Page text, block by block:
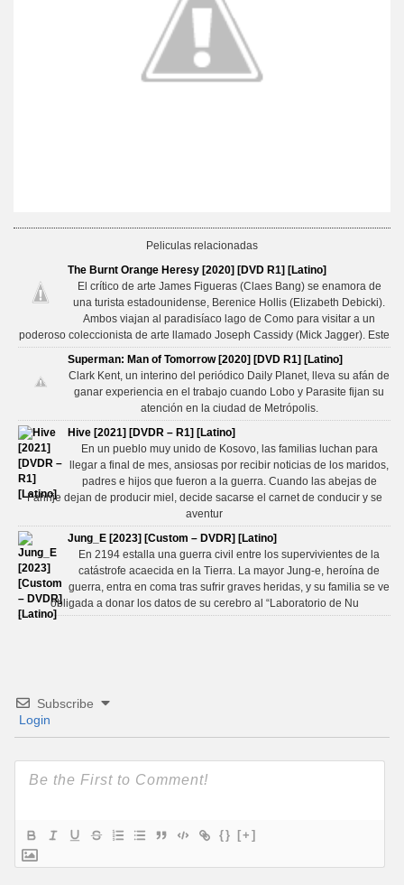
Peliculas relacionadas
The Burnt Orange Heresy [2020] [DVD R1] [Latino]
El crítico de arte James Figueras (Claes Bang) se enamora de
una turista estadounidense, Berenice Hollis (Elizabeth Debicki).
Ambos viajan al paradisíaco lago de Como para visitar a un
poderoso coleccionista de arte llamado Joseph Cassidy (Mick Jagger). Este
Superman: Man of Tomorrow [2020] [DVD R1] [Latino]
Clark Kent, un interino del periódico Daily Planet, lleva su afán de
ganar experiencia en el trabajo cuando Lobo y Parasite fijan su
atención en la ciudad de Metrópolis.
Hive [2021] [DVDR – R1] [Latino]
En un pueblo muy unido de Kosovo, las familias luchan para
llegar a final de mes, ansiosas por recibir noticias de los maridos,
padres e hijos que fueron a la guerra. Cuando las abejas de
Fahrije dejan de producir miel, decide sacarse el carnet de conducir y se
aventur
Jung_E [2023] [Custom – DVDR] [Latino]
En 2194 estalla una guerra civil entre los supervivientes de la
catástrofe acaecida en la Tierra. La mayor Jung-e, heroína de
guerra, entra en coma tras sufrir graves heridas, y su familia se ve
obligada a donar los datos de su cerebro al “Laboratorio de Nu
Subscribe
Login
{} [+]